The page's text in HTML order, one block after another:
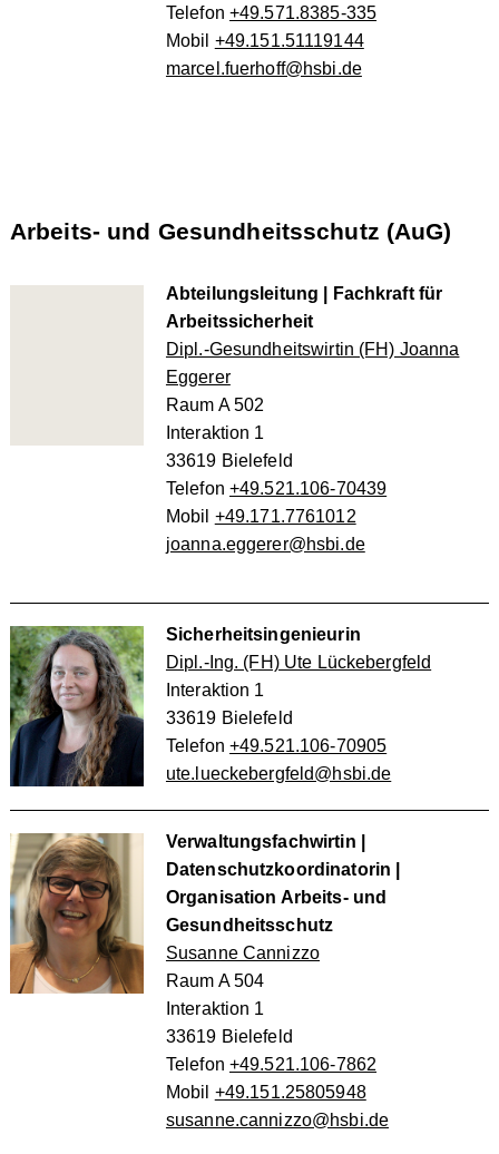
Telefon +49.571.8385-335
Mobil +49.151.51119144
marcel.fuerhoff@hsbi.de
Arbeits- und Gesundheitsschutz (AuG)
Abteilungsleitung | Fachkraft für
Arbeitssicherheit
Dipl.-Gesundheitswirtin (FH) Joanna
Eggerer
Raum A 502
Interaktion 1
33619 Bielefeld
Telefon +49.521.106-70439
Mobil +49.171.7761012
joanna.eggerer@hsbi.de
Sicherheitsingenieurin
Dipl.-Ing. (FH) Ute Lückebergfeld
Interaktion 1
33619 Bielefeld
Telefon +49.521.106-70905
ute.lueckebergfeld@hsbi.de
Verwaltungsfachwirtin |
Datenschutzkoordinatorin |
Organisation Arbeits- und
Gesundheitsschutz
Susanne Cannizzo
Raum A 504
Interaktion 1
33619 Bielefeld
Telefon +49.521.106-7862
Mobil +49.151.25805948
susanne.cannizzo@hsbi.de